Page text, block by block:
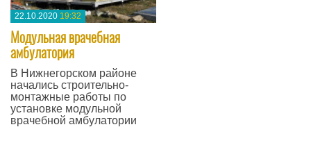
22.10.2020 19:32
Модульная врачебная
амбулатория
В Нижнегорском районе
начались строительно-
монтажные работы по
установке модульной
врачебной амбулатории